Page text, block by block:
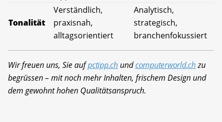
Tonalität
Verständlich,
praxisnah,
alltagsorientiert
Analytisch,
strategisch,
branchenfokussiert
Wir freuen uns, Sie aufpctipp.chundcomputerworld.chzu
begrüssen – mit noch mehr Inhalten, frischem Design und
dem gewohnt hohen Qualitätsanspruch.